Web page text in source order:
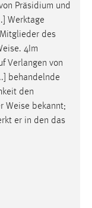
Präsidium und
Werktage
des
. 4Im
Verlangen von
behandelnde
den
Weise bekannt;
er in den das